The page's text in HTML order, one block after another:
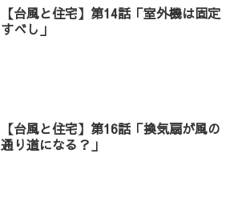
【台風と住宅】第14話「室外機は固定
すべし」
【台風と住宅】第16話「換気扇が風の
通り道になる？」